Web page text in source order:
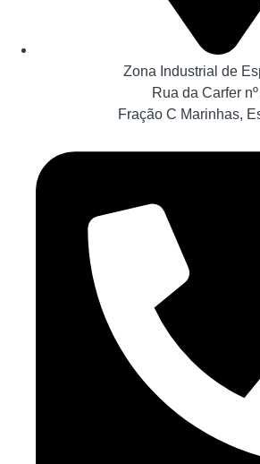
Zona Industrial de
Rua da Carfer
Fração C Marinhas,